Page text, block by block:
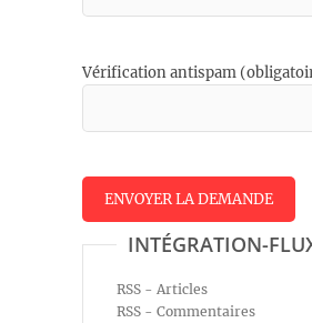
Vérification antispam
INTÉGRATION-
RSS - Articles
RSS - Commentaires